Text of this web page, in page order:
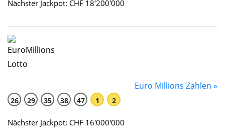
Nächster Jackpot: CHF 18'200'000
Euro Millions Zahlen »
26 29 35 38 47 1 2
Nächster Jackpot: CHF 16'000'000